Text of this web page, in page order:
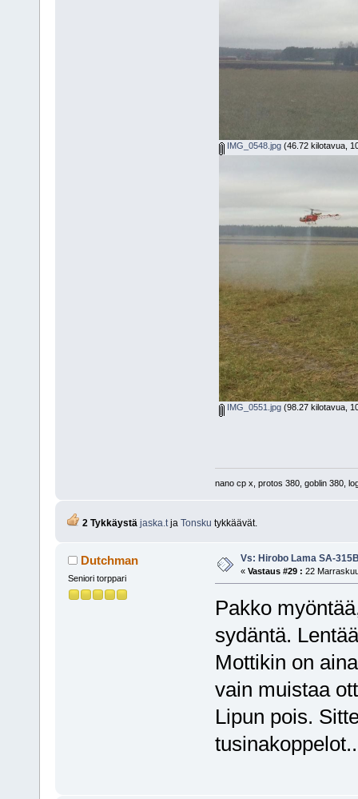
IMG_0548.jpg(46.72 kilotavua,
IMG_0551.jpg(98.27 kilotavua,
nano cp x, protos 380, goblin 380,
2 Tykkäystä jaska.tja Tonsku tykkäävät.
Dutchman
Seniori torppari
Vs: Hirobo Lama SA-
« Vastaus #29 : 22
Pakko
sydäntä.
Mottikin on
vain muistaa
Lipun pois.